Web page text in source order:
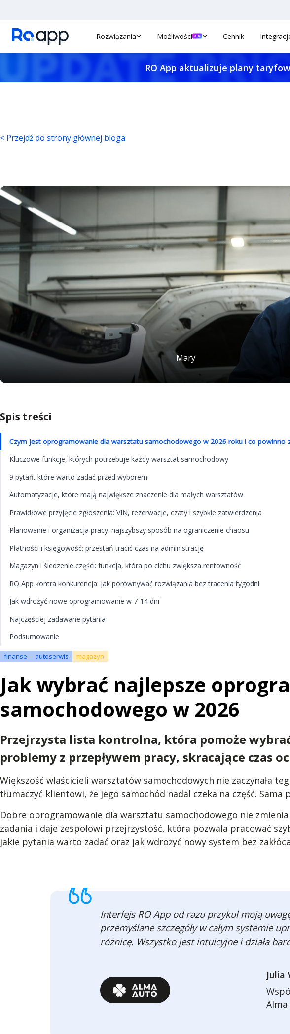
Rozwiązania Możliwości Cennik
RO App aktualizuje plany
< Przejdź do strony głównej bloga
Mary
Spis treści
Czym jest oprogramowanie dla warsztatu samochodowego w 2026 roku i co powinno
Kluczowe funkcje, których potrzebuje każdy warsztat samochodowy
9 pytań, które warto zadać przed wyborem
Automatyzacje, które mają największe znaczenie dla małych warsztatów
Prawidłowe przyjęcie zgłoszenia: VIN, rezerwacje, czaty i szybkie zatwierdzenia
Planowanie i organizacja pracy: najszybszy sposób na ograniczenie chaosu
Płatności i księgowość: przestań tracić czas na administrację
Magazyn i śledzenie części: funkcja, która po cichu zwiększa rentowność
RO App kontra konkurencja: jak porównywać rozwiązania bez tracenia tygodni
Jak wdrożyć nowe oprogramowanie w 7-14 dni
Najczęściej zadawane pytania
Podsumowanie
finanse autoserwis magazyn
Jak wybrać najlepsze
samochodowego w 2026
Przejrzysta lista kontrolna, która pomoże
problemy z przepływem pracy, skracające czas
Większość właścicieli warsztatów samochodowych nie zaczynała
tłumaczyć klientowi, że jego samochód nadal czeka na część.
Dobre oprogramowanie dla warsztatu samochodowego nie
zadania i daje zespołowi przejrzystość, która pozwala pracować
jakie pytania warto zadać oraz jak wdrożyć nowy system bez
Interfejs RO App od razu przykuł moją
przemyślane szczegóły w całym systemie
różnicę. Wszystko jest intuicyjne i działa
Julia